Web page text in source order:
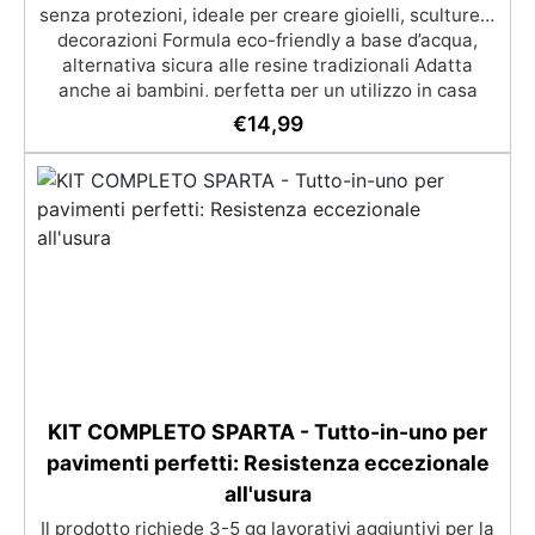
senza protezioni, ideale per creare gioielli, sculture e
decorazioni Formula eco-friendly a base d’acqua,
alternativa sicura alle resine tradizionali Adatta
anche ai bambini, perfetta per un utilizzo in casa
senza rischi Multiuso e versatile, pronta in soli 30
minuti per creazioni rapide e personalizzabili.
€14,99
KIT COMPLETO SPARTA - Tutto-in-uno per
pavimenti perfetti: Resistenza eccezionale
all'usura
Il prodotto richiede 3-5 gg lavorativi aggiuntivi per la